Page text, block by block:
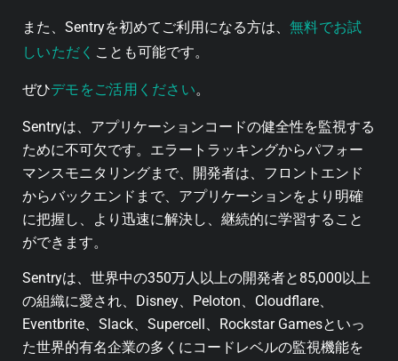
また、Sentryを初めてご利用になる方は、 無料でお試
しいただく ことも可能です。
ぜひデモをご活用ください。
Sentryは、アプリケーションコードの健全性を監視する
ために不可欠です。エラートラッキングからパフォー
マンスモニタリングまで、開発者は、フロントエンド
からバックエンドまで、アプリケーションをより明確
に把握し、より迅速に解決し、継続的に学習すること
ができます。
Sentryは、世界中の350万人以上の開発者と85,000以上
の組織に愛され、Disney、Peloton、Cloudflare、
Eventbrite、Slack、Supercell、Rockstar Gamesといっ
た世界的有名企業の多くにコードレベルの監視機能を